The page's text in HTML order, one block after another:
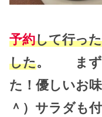
予約して行っ
した。 まず
た！優しいお
＾）サラダも